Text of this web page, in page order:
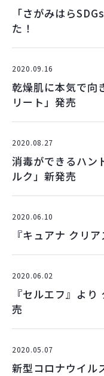
「さがみはら
た！
2020.09.16
乾燥肌に本気で向
リート」発売
2020.08.27
消毒ができるハ
ルク」新発売
2020.06.10
『キュアナ クリ
2020.06.02
『セルエフ』よ
売
2020.05.07
新型コロナウイル